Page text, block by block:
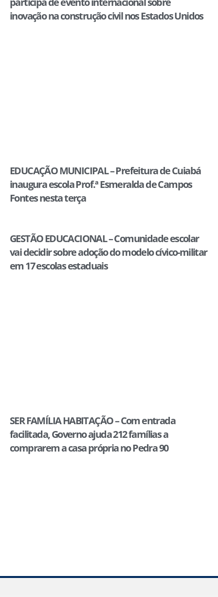
inovação na construção civil nos Estados Unidos
EDUCAÇÃO MUNICIPAL – Prefeitura de Cuiabá
inaugura escola Prof.ª Esmeralda de Campos
Fontes nesta terça
GESTÃO EDUCACIONAL – Comunidade escolar
vai decidir sobre adoção do modelo cívico-militar
em 17 escolas estaduais
SER FAMÍLIA HABITAÇÃO – Com entrada
facilitada, Governo ajuda 212 famílias a
comprarem a casa própria no Pedra 90